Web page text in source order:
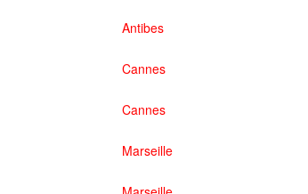
Antibes
Cannes
Cannes
Marseille